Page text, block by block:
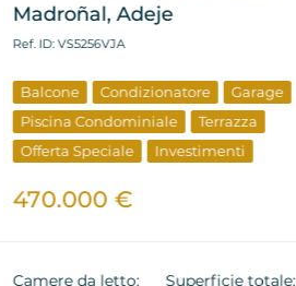
Madroñal, Adeje
Ref. ID: VS5256VJA
Balcone Condizionatore
Garage
Piscina Condominiale
Terrazza
Offerta Speciale
Investimenti
470.000 €
Camere da letto: Superficie totale: